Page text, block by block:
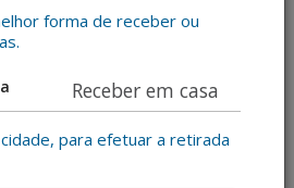
forma de receber ou
Receber em casa
para efetuar a retirada